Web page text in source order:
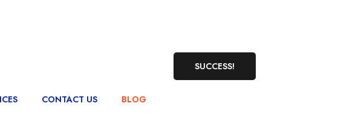
CONTACT US BLOG
SUCCESS!